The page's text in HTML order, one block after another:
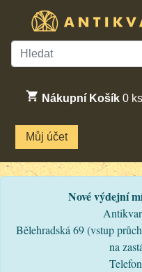
Nákupní Košík 0 ks
Můj účet
Nové výdejní
Bělehradská 69 (vstup
na